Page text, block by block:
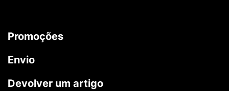
Promoções
Envio
Devolver um artigo